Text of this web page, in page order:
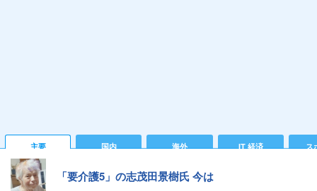
主要 国内 海外 IT 経済 ス
「要介護5」の志茂田景樹氏 今は